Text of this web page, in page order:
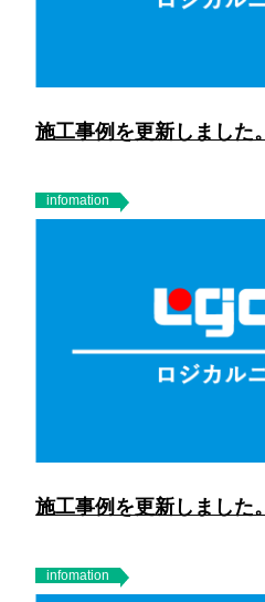
施工事例を更新しました。
infomation
施工事例を更新しました。
infomation